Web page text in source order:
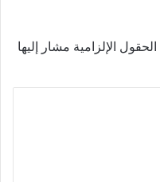
الحقول الإلزامية مشار إليها